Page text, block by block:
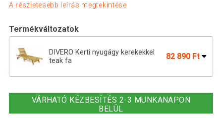
A részletesebb leírás megtekintése
Termékváltozatok
DIVERO Kerti nyugágy kerekekkel
teak fa
82 890 Ft
összecsukható 200 cm
VÁRHATÓ KÉZBESÍTÉS 2-3 MUNKANAPON
BELÜL